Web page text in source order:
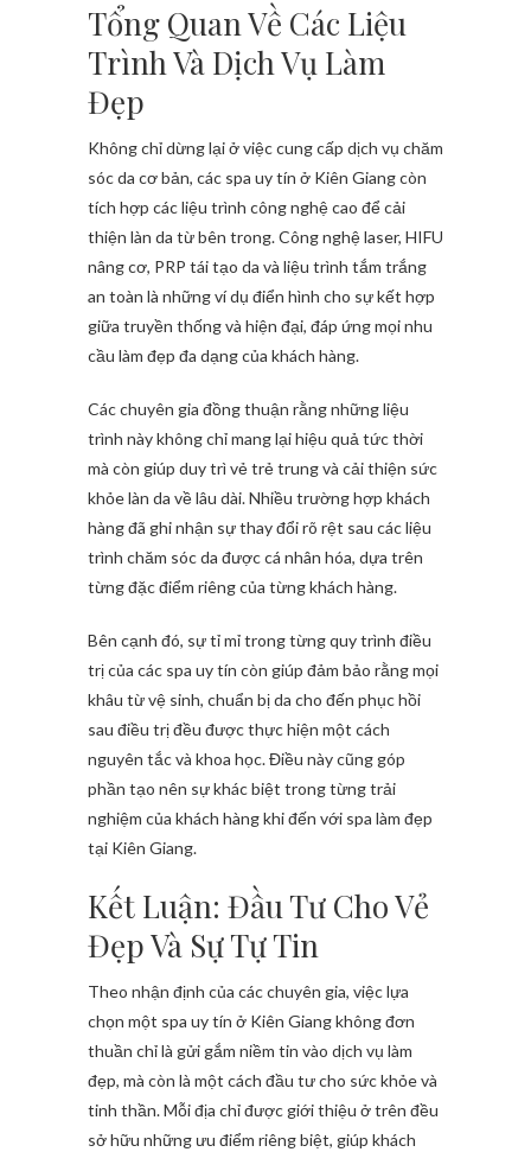
Tổng Quan Về Các Liệu
Trình Và Dịch Vụ Làm
Đẹp
Không chỉ dừng lại ở việc cung cấp dịch vụ chăm
sóc da cơ bản, các spa uy tín ở Kiên Giang còn
tích hợp các liệu trình công nghệ cao để cải
thiện làn da từ bên trong. Công nghệ laser, HIFU
nâng cơ, PRP tái tạo da và liệu trình tắm trắng
an toàn là những ví dụ điển hình cho sự kết hợp
giữa truyền thống và hiện đại, đáp ứng mọi nhu
cầu làm đẹp đa dạng của khách hàng.
Các chuyên gia đồng thuận rằng những liệu
trình này không chỉ mang lại hiệu quả tức thời
mà còn giúp duy trì vẻ trẻ trung và cải thiện sức
khỏe làn da về lâu dài. Nhiều trường hợp khách
hàng đã ghi nhận sự thay đổi rõ rệt sau các liệu
trình chăm sóc da được cá nhân hóa, dựa trên
từng đặc điểm riêng của từng khách hàng.
Bên cạnh đó, sự tỉ mỉ trong từng quy trình điều
trị của các spa uy tín còn giúp đảm bảo rằng mọi
khâu từ vệ sinh, chuẩn bị da cho đến phục hồi
sau điều trị đều được thực hiện một cách
nguyên tắc và khoa học. Điều này cũng góp
phần tạo nên sự khác biệt trong từng trải
nghiệm của khách hàng khi đến với spa làm đẹp
tại Kiên Giang.
Kết Luận: Đầu Tư Cho Vẻ
Đẹp Và Sự Tự Tin
Theo nhận định của các chuyên gia, việc lựa
chọn một spa uy tín ở Kiên Giang không đơn
thuần chỉ là gửi gắm niềm tin vào dịch vụ làm
đẹp, mà còn là một cách đầu tư cho sức khỏe và
tinh thần. Mỗi địa chỉ được giới thiệu ở trên đều
sở hữu những ưu điểm riêng biệt, giúp khách